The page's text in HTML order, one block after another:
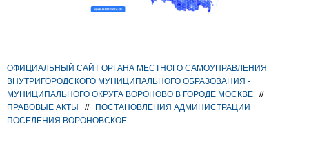
ОФИЦИАЛЬНЫЙ САЙТ ОРГАНА МЕСТНОГО САМОУПРАВЛЕНИЯ
ВНУТРИГОРОДСКОГО МУНИЦИПАЛЬНОГО ОБРАЗОВАНИЯ -
МУНИЦИПАЛЬНОГО ОКРУГА ВОРОНОВО В ГОРОДЕ МОСКВЕ
//
ПРАВОВЫЕ АКТЫ
//
ПОСТАНОВЛЕНИЯ АДМИНИСТРАЦИИ
ПОСЕЛЕНИЯ ВОРОНОВСКОЕ